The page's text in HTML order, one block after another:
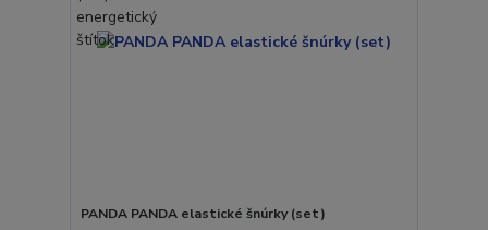
PANDA PANDA elastické šnúrky (set)